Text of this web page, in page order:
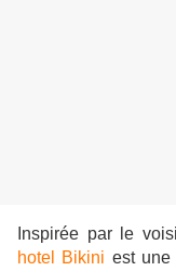
Inspirée par le
hotel Bikini est une